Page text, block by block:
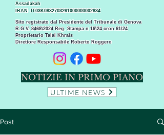
Sito registrato dal Presidente del Tribunale di Genova
R.G.V. 8468\2024 Reg. Stampa n 16\24 cron.61\24 ​
Proprietario Talal Khrais
Direttore Responsabile Roberto Roggero
Assadakah
IBAN: IT03K0832703261000000002834
NOTIZIE IN PRIMO PIANO
ULTIME NEWS
Post